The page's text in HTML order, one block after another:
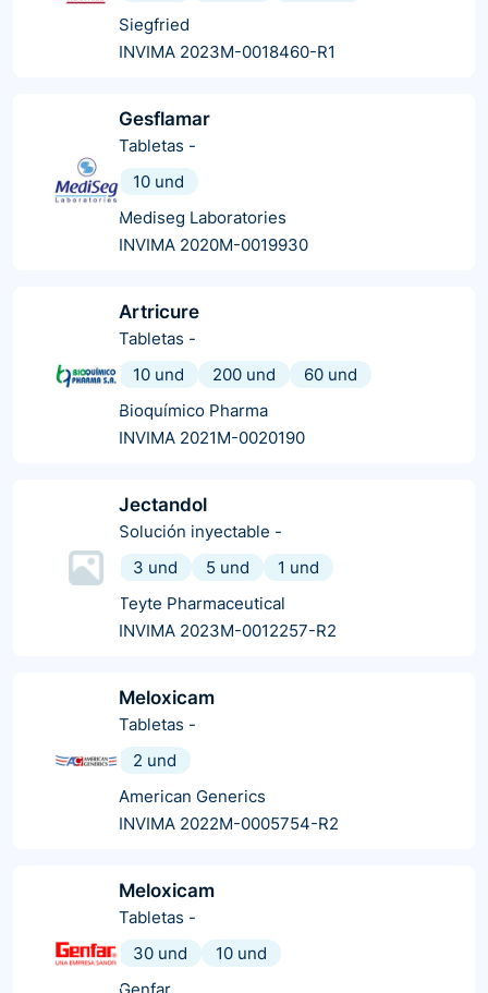
Siegfried
INVIMA 2023M-0018460-R1
Gesflamar
Tabletas -
10 und
Mediseg Laboratories
INVIMA 2020M-0019930
Artricure
Tabletas -
10 und
200 und
60 und
Bioquímico Pharma
INVIMA 2021M-0020190
Jectandol
Solución inyectable -
3 und
5 und
1 und
Teyte Pharmaceutical
INVIMA 2023M-0012257-R2
Meloxicam
Tabletas -
2 und
American Generics
INVIMA 2022M-0005754-R2
Meloxicam
Tabletas -
30 und
10 und
Genfar